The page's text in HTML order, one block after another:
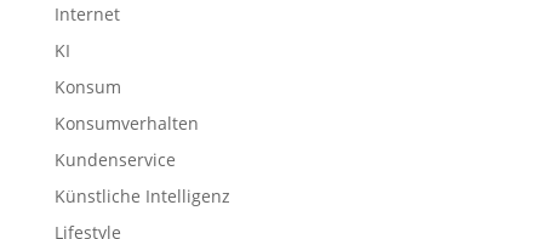
Internet
KI
Konsum
Konsumverhalten
Kundenservice
Künstliche Intelligenz
Lifestyle